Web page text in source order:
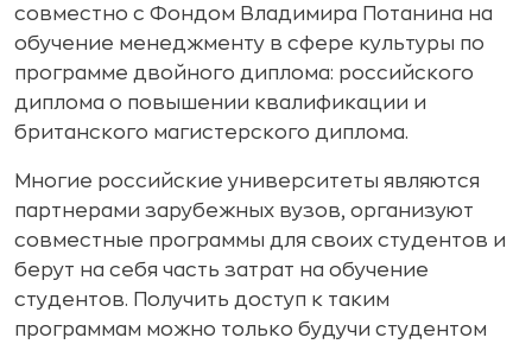
совместно с Фондом Владимира Потанина на
обучение менеджменту в сфере культуры по
программе двойного диплома: российского
диплома о повышении квалификации и
британского магистерского диплома.
Многие российские университеты являются
партнерами зарубежных вузов, организуют
совместные программы для своих студентов и
берут на себя часть затрат на обучение
студентов. Получить доступ к таким
программам можно только будучи студентом